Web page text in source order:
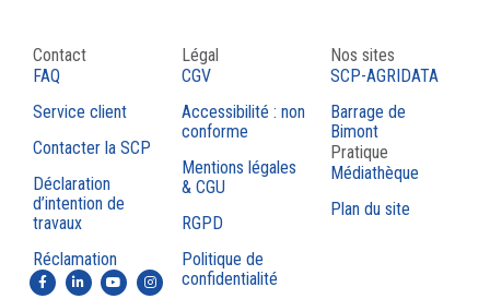
Contact
FAQ
Service client
Contacter la SCP
Déclaration
d’intention de
travaux
Réclamation
Légal
CGV
Accessibilité : non
conforme
Mentions légales
& CGU
RGPD
Politique de
confidentialité
Nos sites
SCP-AGRIDATA
Barrage de
Bimont
Pratique
Médiathèque
Plan du site